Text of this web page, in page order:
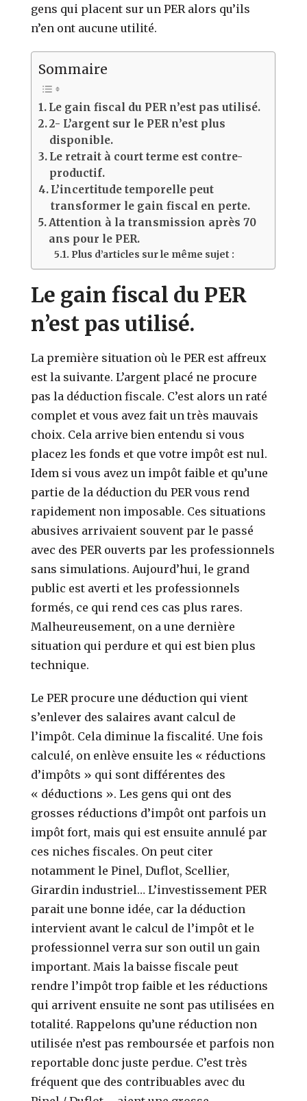
gens qui placent sur un PER alors qu’ils
n’en ont aucune utilité.
Sommaire
Le gain fiscal du PER n’est pas utilisé.
2- L’argent sur le PER n’est plus
disponible.
Le retrait à court terme est contre-
productif.
L’incertitude temporelle peut
transformer le gain fiscal en perte.
Attention à la transmission après 70
ans pour le PER.
Plus d’articles sur le même sujet :
Le gain fiscal du PER
n’est pas utilisé.
La première situation où le PER est affreux
est la suivante. L’argent placé ne procure
pas la déduction fiscale. C’est alors un raté
complet et vous avez fait un très mauvais
choix. Cela arrive bien entendu si vous
placez les fonds et que votre impôt est nul.
Idem si vous avez un impôt faible et qu’une
partie de la déduction du PER vous rend
rapidement non imposable. Ces situations
abusives arrivaient souvent par le passé
avec des PER ouverts par les professionnels
sans simulations. Aujourd’hui, le grand
public est averti et les professionnels
formés, ce qui rend ces cas plus rares.
Malheureusement, on a une dernière
situation qui perdure et qui est bien plus
technique.
Le PER procure une déduction qui vient
s’enlever des salaires avant calcul de
l’impôt. Cela diminue la fiscalité. Une fois
calculé, on enlève ensuite les « réductions
d’impôts » qui sont différentes des
« déductions ». Les gens qui ont des
grosses réductions d’impôt ont parfois un
impôt fort, mais qui est ensuite annulé par
ces niches fiscales. On peut citer
notamment le Pinel, Duflot, Scellier,
Girardin industriel… L’investissement PER
parait une bonne idée, car la déduction
intervient avant le calcul de l’impôt et le
professionnel verra sur son outil un gain
important. Mais la baisse fiscale peut
rendre l’impôt trop faible et les réductions
qui arrivent ensuite ne sont pas utilisées en
totalité. Rappelons qu’une réduction non
utilisée n’est pas remboursée et parfois non
reportable donc juste perdue. C’est très
fréquent que des contribuables avec du